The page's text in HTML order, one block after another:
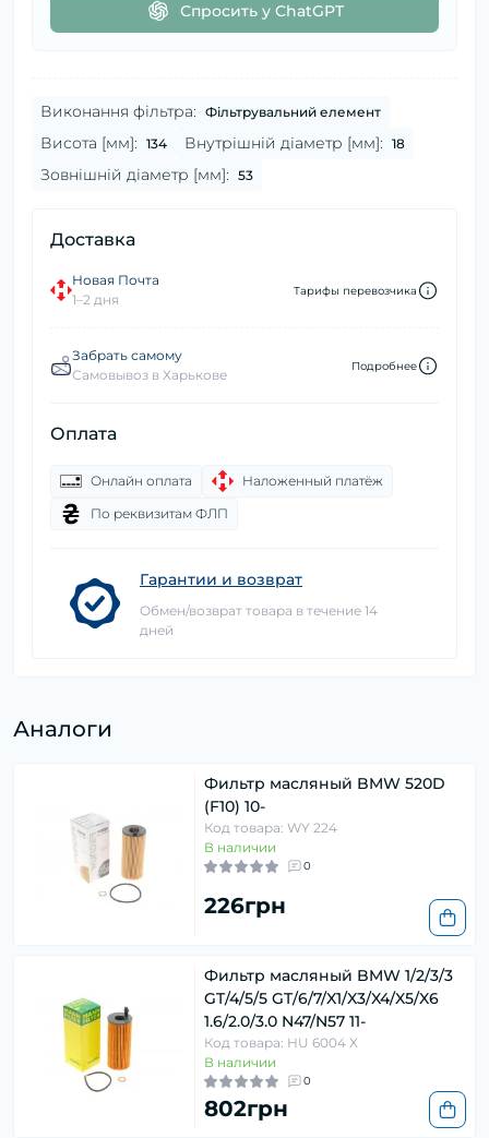
Спросить у ChatGPT
Виконання фільтра: Фільтрувальний елемент
Висота [мм]: 134 Внутрішній діаметр [мм]: 18
Зовнішній діаметр [мм]: 53
Доставка
Новая Почта
1–2 дня
Тарифы перевозчика
Забрать самому
Самовывоз в Харькове
Подробнее
Оплата
Онлайн оплата
Наложенный платёж
По реквизитам ФЛП
Гарантии и возврат
Обмен/возврат товара в течение 14
дней
Аналоги
Фильтр масляный BMW 520D
(F10) 10-
Код товара: WY 224
В наличии
0
226грн
Фильтр масляный BMW 1/2/3/3
GT/4/5/5 GT/6/7/X1/X3/X4/X5/X6
1.6/2.0/3.0 N47/N57 11-
Код товара: HU 6004 X
В наличии
0
802грн